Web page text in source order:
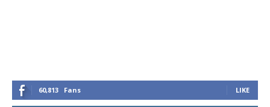
60,813 Fans LIKE